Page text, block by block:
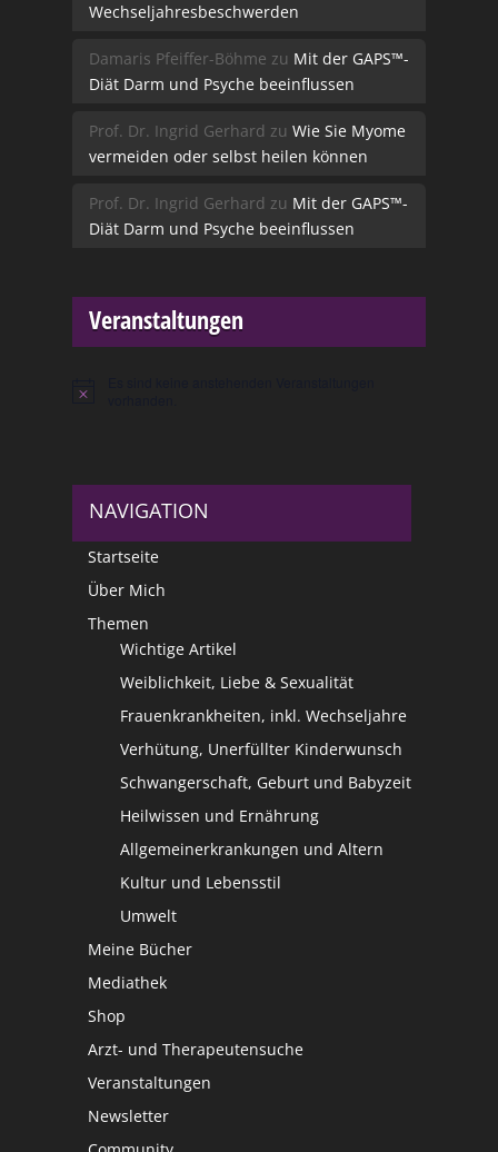
Wechseljahresbeschwerden
Damaris Pfeiffer-Böhme zu Mit der GAPS™-
Diät Darm und Psyche beeinflussen
Prof. Dr. Ingrid Gerhard zu Wie Sie Myome
vermeiden oder selbst heilen können
Prof. Dr. Ingrid Gerhard zu Mit der GAPS™-
Diät Darm und Psyche beeinflussen
Veranstaltungen
Hinweis
NAVIGATION
Startseite
Über Mich
Themen
Wichtige Artikel
Weiblichkeit, Liebe & Sexualität
Frauenkrankheiten, inkl. Wechseljahre
Verhütung, Unerfüllter Kinderwunsch
Schwangerschaft, Geburt und Babyzeit
Heilwissen und Ernährung
Allgemeinerkrankungen und Altern
Kultur und Lebensstil
Umwelt
Meine Bücher
Mediathek
Shop
Arzt- und Therapeutensuche
Veranstaltungen
Newsletter